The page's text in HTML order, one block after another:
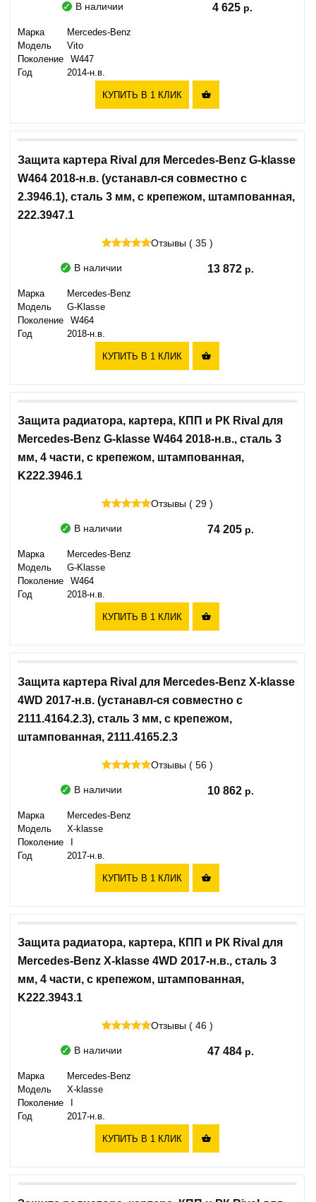
В наличии 4 625
Марка
Mercedes-Benz
Модель
Vito
Поколение
W447
Год
2014-н.в.
КУПИТЬ В 1 КЛИК 
Защита картера Rival для Mercedes-Benz G-klasse
W464 2018-н.в. (устанавл-ся совместно с
2.3946.1), сталь 3 мм, с крепежом, штампованная,
222.3947.1
Отзывы ( 35 )
В наличии 13 872
Марка
Mercedes-Benz
Модель
G-Klasse
Поколение
W464
Год
2018-н.в.
КУПИТЬ В 1 КЛИК 
Защита радиатора, картера, КПП и РК Rival для
Mercedes-Benz G-klasse W464 2018-н.в., сталь 3
мм, 4 части, с крепежом, штампованная,
K222.3946.1
Отзывы ( 29 )
В наличии 74 205
Марка
Mercedes-Benz
Модель
G-Klasse
Поколение
W464
Год
2018-н.в.
КУПИТЬ В 1 КЛИК 
Защита картера Rival для Mercedes-Benz X-klasse
4WD 2017-н.в. (устанавл-ся совместно с
2111.4164.2.3), сталь 3 мм, с крепежом,
штампованная, 2111.4165.2.3
Отзывы ( 56 )
В наличии 10 862
Марка
Mercedes-Benz
Модель
X-klasse
Поколение
Год
2017-н.в.
КУПИТЬ В 1 КЛИК 
Защита радиатора, картера, КПП и РК Rival для
Mercedes-Benz X-klasse 4WD 2017-н.в., сталь 3
мм, 4 части, с крепежом, штампованная,
K222.3943.1
Отзывы ( 46 )
В наличии 47 484
Марка
Mercedes-Benz
Модель
X-klasse
Поколение
Год
2017-н.в.
КУПИТЬ В 1 КЛИК 